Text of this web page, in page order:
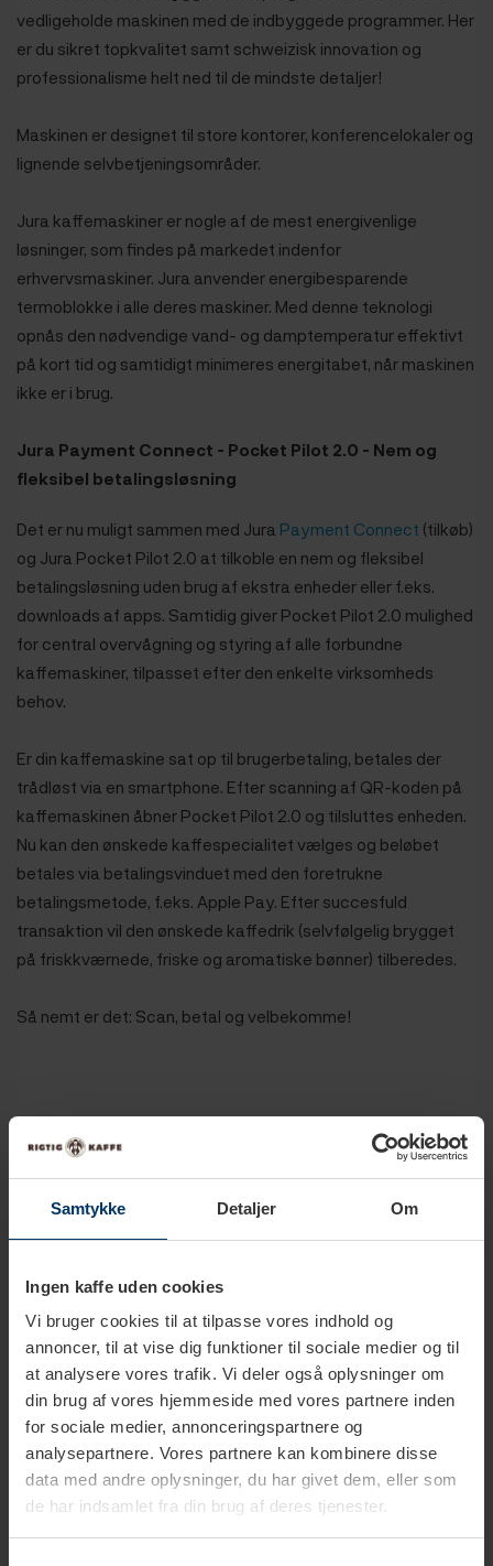
Samtykke Detaljer Om
Ingen kaffe uden cookies
Vi bruger cookies til at tilpasse vores indhold og
annoncer, til at vise dig funktioner til sociale medier og til
at analysere vores trafik. Vi deler også oplysninger om
din brug af vores hjemmeside med vores partnere inden
for sociale medier, annonceringspartnere og
analysepartnere. Vores partnere kan kombinere disse
data med andre oplysninger, du har givet dem, eller som
de har indsamlet fra din brug af deres tjenester.
vedligeholde maskinen med de indbyggede programmer. Her
er du sikret topkvalitet samt schweizisk innovation og
professionalisme helt ned til de mindste detaljer!
Maskinen er designet til store kontorer, konferencelokaler og
lignende selvbetjeningsområder.
Jura kaffemaskiner er nogle af de mest energivenlige
løsninger, som findes på markedet indenfor
erhvervsmaskiner. Jura anvender energibesparende
termoblokke i alle deres maskiner. Med denne teknologi
opnås den nødvendige vand- og damptemperatur effektivt
på kort tid og samtidigt minimeres energitabet, når maskinen
ikke er i brug.
Jura Payment Connect - Pocket Pilot 2.0 - Nem og
fleksibel betalingsløsning
Det er nu muligt sammen med Jura Payment Connect (tilkøb)
og Jura Pocket Pilot 2.0 at tilkoble en nem og fleksibel
betalingsløsning uden brug af ekstra enheder eller f.eks.
downloads af apps. Samtidig giver Pocket Pilot 2.0 mulighed
for central overvågning og styring af alle forbundne
kaffemaskiner, tilpasset efter den enkelte virksomheds
behov.
Er din kaffemaskine sat op til brugerbetaling, betales der
trådløst via en smartphone. Efter scanning af QR-koden på
kaffemaskinen åbner Pocket Pilot 2.0 og tilsluttes enheden.
Nu kan den ønskede kaffespecialitet vælges og beløbet
betales via betalingsvinduet med den foretrukne
betalingsmetode, f.eks. Apple Pay. Efter succesfuld
transaktion vil den ønskede kaffedrik (selvfølgelig brygget
på friskkværnede, friske og aromatiske bønner) tilberedes.
Så nemt er det: Scan, betal og velbekomme!
Must-have tilbehør
Pleje og tilbehør
Jura Kopvarmer S Sort
999,95 DKK
Tilføj til kurv
Jura Latte Macchiato Glas 22 cl 6 Stk
899,85 DKK